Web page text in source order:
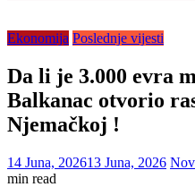
Ekonomija Poslednje vijesti
Da li je 3.000 evra
Balkanac otvorio
Njemačkoj !
14 Juna, 202613 Juna, 2026
min read